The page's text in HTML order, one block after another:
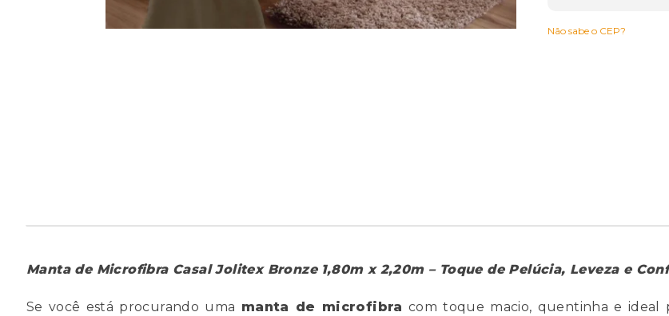
Não sabe o CEP?
Manta de Microfibra Casal Jolitex Bronze 1,80m x 2,20m – Toque de Pelúcia, Leveza e
Se você está procurando uma manta de microfibra com toque macio, quentinha e ideal